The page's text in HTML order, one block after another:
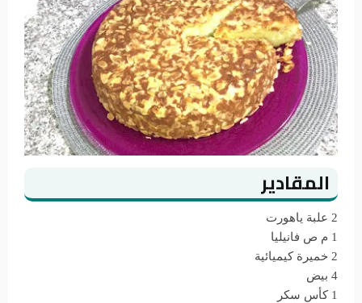
المقادير
2 علبة ياهورت
1 م ص فانيليا
2 خميرة كيميائية
4 بيض
1 كأس سكر